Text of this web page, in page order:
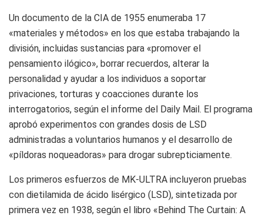
Un documento de la CIA de 1955 enumeraba 17
«materiales y métodos» en los que estaba trabajando la
división, incluidas sustancias para «promover el
pensamiento ilógico», borrar recuerdos, alterar la
personalidad y ayudar a los individuos a soportar
privaciones, torturas y coacciones durante los
interrogatorios, según el informe del Daily Mail. El programa
aprobó experimentos con grandes dosis de LSD
administradas a voluntarios humanos y el desarrollo de
«píldoras noqueadoras» para drogar subrepticiamente.
Los primeros esfuerzos de MK-ULTRA incluyeron pruebas
con dietilamida de ácido lisérgico (LSD), sintetizada por
primera vez en 1938, según el libro «Behind The Curtain: A